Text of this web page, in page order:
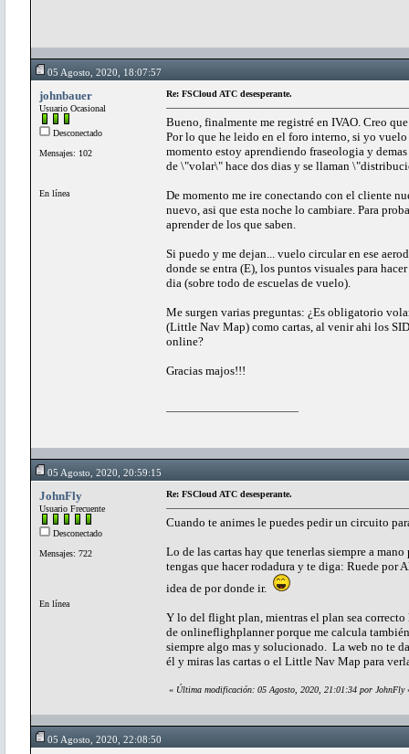
05 Agosto, 2020, 18:07:57
johnbauer
Usuario Ocasional
Desconectado
Mensajes: 102
En línea
Re: FSCloud ATC desesperante.
Bueno, finalmente me registré en IVAO. Creo
Por lo que he leido en el foro interno, si yo
momento estoy aprendiendo fraseologia y
de \"volar\" hace dos dias y se llaman
De momento me ire conectando con el cliente
nuevo, asi que esta noche lo cambiare. Para
aprender de los que saben.
Si puedo y me dejan... vuelo circular en ese
donde se entra (E), los puntos visuales para
dia (sobre todo de escuelas de vuelo).
Me surgen varias preguntas: ¿Es obligatorio
(Little Nav Map) como cartas, al venir ahi los
online?
Gracias majos!!!
05 Agosto, 2020, 20:59:15
JohnFly
Usuario Frecuente
Desconectado
Mensajes: 722
En línea
Re: FSCloud ATC desesperante.
Cuando te animes le puedes pedir un circuito
Lo de las cartas hay que tenerlas siempre a
tengas que hacer rodadura y te diga: Ruede por
idea de por donde ir.
Y lo del flight plan, mientras el plan sea correcto
de onlineflighplanner porque me calcula
siempre algo mas y solucionado. La web no te
él y miras las cartas o el Little Nav Map para
« Última modificación: 05 Agosto, 2020, 21:01:34 por JohnFly
05 Agosto, 2020, 22:08:50